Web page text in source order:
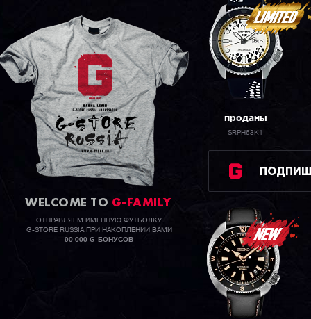
WELCOME TO G-FAMILY
ОТПРАВЛЯЕМ ИМЕННУЮ ФУТБОЛКУ
G-STORE RUSSIA ПРИ НАКОПЛЕНИИ ВАМИ
90 000 G-БОНУСОВ
проданы
SRPH63K1